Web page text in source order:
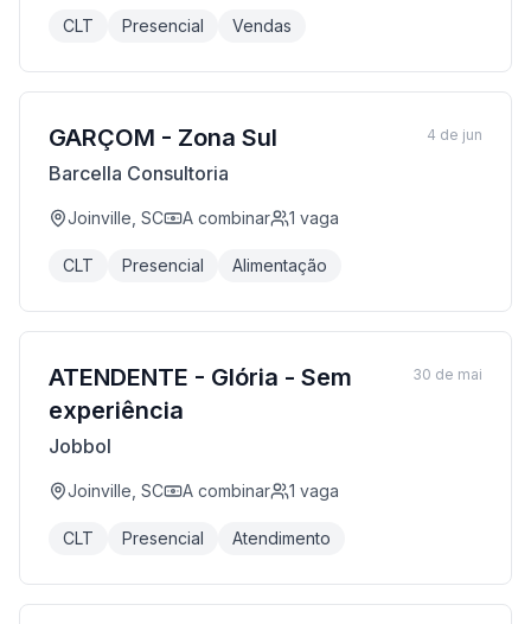
CLT Presencial Vendas
GARÇOM - Zona Sul
Barcella Consultoria
Joinville, SC A combinar 1 vaga
CLT Presencial Alimentação
4 de jun
ATENDENTE - Glória - Sem
experiência
Jobbol
Joinville, SC A combinar 1 vaga
CLT Presencial Atendimento
30 de mai